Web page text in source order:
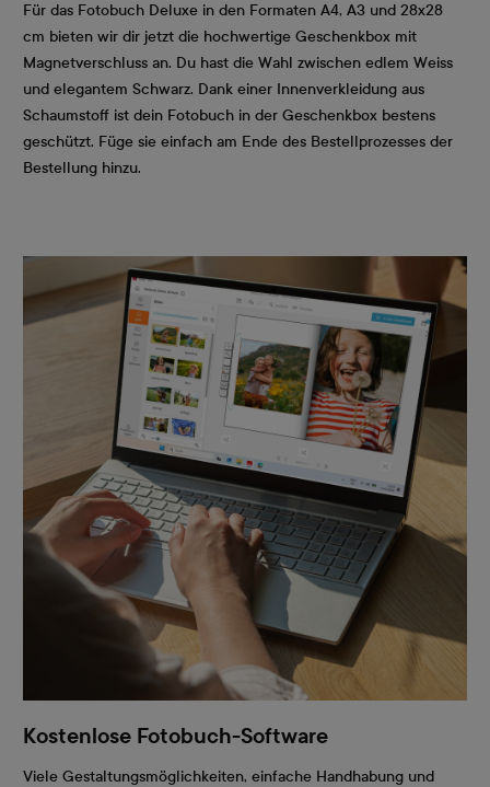
Für das Fotobuch Deluxe in den Formaten A4, A3 und 28x28
cm bieten wir dir jetzt die hochwertige Geschenkbox mit
Magnetverschluss an. Du hast die Wahl zwischen edlem Weiss
und elegantem Schwarz. Dank einer Innenverkleidung aus
Schaumstoff ist dein Fotobuch in der Geschenkbox bestens
geschützt. Füge sie einfach am Ende des Bestellprozesses der
Bestellung hinzu.
Kostenlose Fotobuch-Software
Viele Gestaltungsmöglichkeiten, einfache Handhabung und